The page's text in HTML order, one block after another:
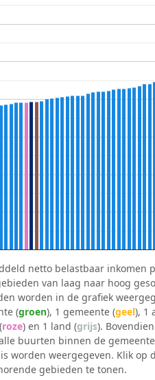
netto belastbaar inkomen
van laag naar hoog
worden in de grafiek
(groen), 1 gemeente (geel), 1
roze) en 1 land (grijs).
buurten binnen de
worden weergegeven. Klik op
gebieden te tonen.